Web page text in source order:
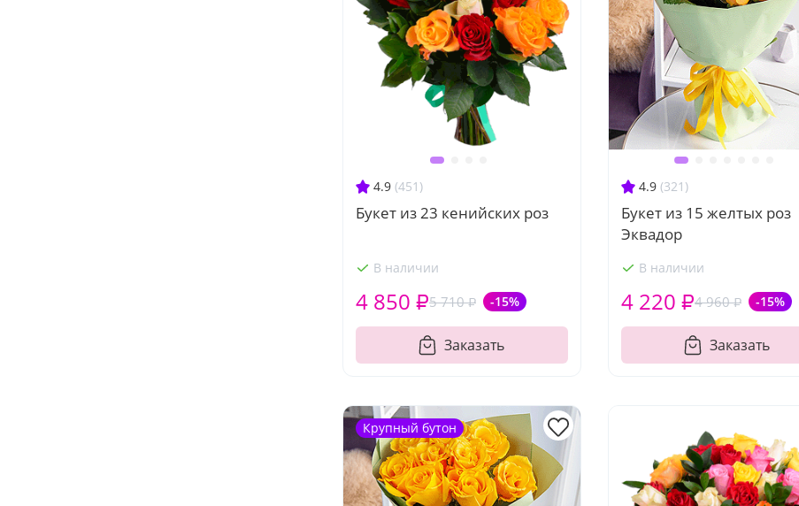
4.9 (451)
Букет из 23 кенийских роз
В наличии
5 710 ₽ -15%
4 850 ₽
Заказать
4.9 (321)
Букет из 15 желтых роз
Эквадор
В наличии
4 960 ₽ -15%
4 220 ₽
Заказать
Крупный бутон